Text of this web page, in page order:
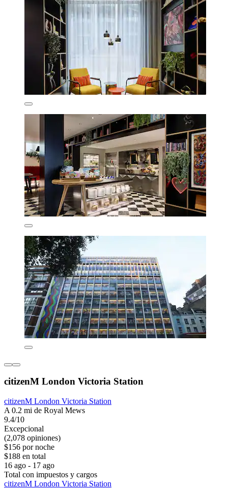
citizenM London Victoria Station
citizenM London Victoria Station
A 0.2 mi de Royal Mews
9.4/10
Excepcional
(2,078 opiniones)
$156 por noche
$188 en total
16 ago - 17 ago
Total con impuestos y cargos
citizenM London Victoria Station